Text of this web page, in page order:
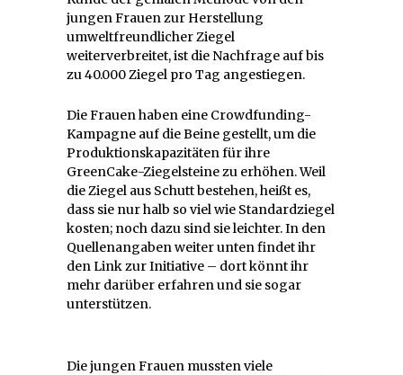
jungen Frauen zur Herstellung
umweltfreundlicher Ziegel
weiterverbreitet, ist die Nachfrage auf bis
zu 40.000 Ziegel pro Tag angestiegen.
Die Frauen haben eine Crowdfunding-
Kampagne auf die Beine gestellt, um die
Produktionskapazitäten für ihre
GreenCake-Ziegelsteine zu erhöhen. Weil
die Ziegel aus Schutt bestehen, heißt es,
dass sie nur halb so viel wie Standardziegel
kosten; noch dazu sind sie leichter. In den
Quellenangaben weiter unten findet ihr
den Link zur Initiative – dort könnt ihr
mehr darüber erfahren und sie sogar
unterstützen.
Die jungen Frauen mussten viele